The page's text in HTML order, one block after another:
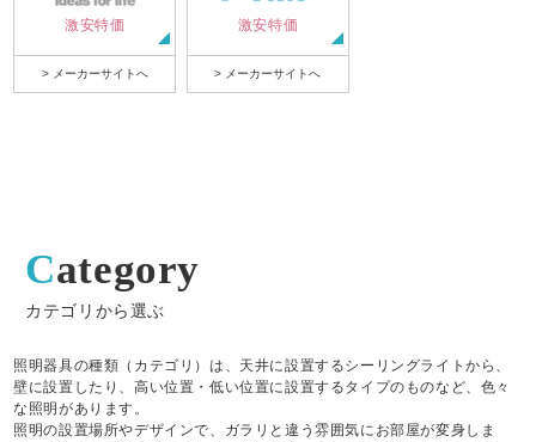
激安特価
> メーカーサイトへ
激安特価
> メーカーサイトへ
Category
カテゴリから選ぶ
照明器具の種類（カテゴリ）は、天井に設置するシーリングライトから、
壁に設置したり、高い位置・低い位置に設置するタイプのものなど、色々
な照明があります。
照明の設置場所やデザインで、ガラリと違う雰囲気にお部屋が変身しま